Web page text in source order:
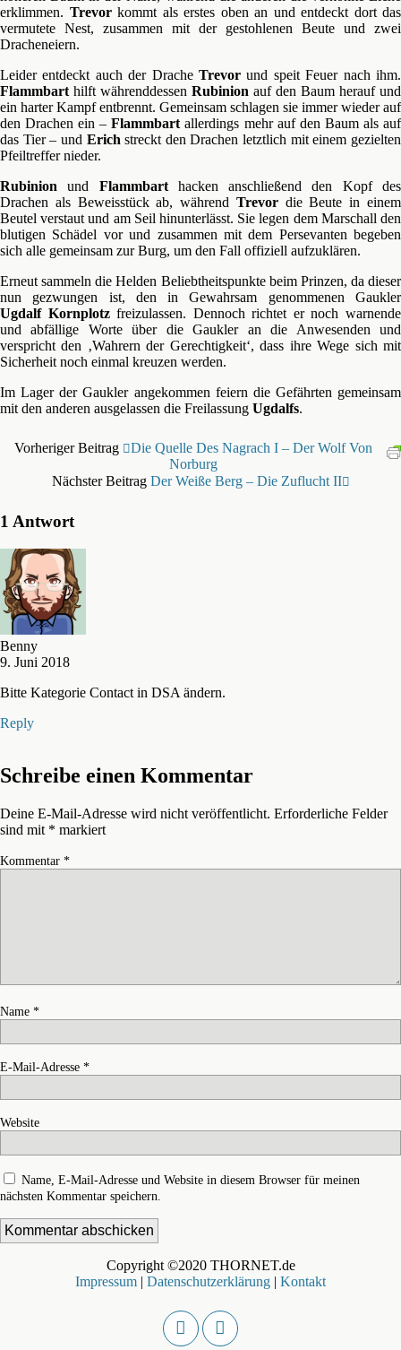
erklimmen. Trevorkommt als erstes oben an und entdeckt dort das
vermutete Nest, zusammen mit der gestohlenen Beute und zwei
Dracheneiern.
Leider entdeckt auch der Drache Trevor und speit Feuer nach ihm.
Flammbart hilft währenddessen Rubinion auf den Baum herauf und
ein harter Kampf entbrennt. Gemeinsam schlagen sie immer wieder auf
den Drachen ein –Flammbart allerdings mehr auf den Baum als auf
das Tier – und Erich streckt den Drachen letztlich mit einem gezielten
Pfeiltreffer nieder.
Rubinion und Flammbarthacken anschließend den Kopf des
Drachen als Beweisstück ab, während Trevordie Beute in einem
Beutel verstaut und am Seil hinunterlässt. Sie legen dem Marschall den
blutigen Schädel vor und zusammen mit dem Persevanten begeben
sich alle gemeinsam zur Burg, um den Fall offiziell aufzuklären.
Erneut sammeln die Helden Beliebtheitspunkte beim Prinzen, da dieser
nun gezwungen ist, den in Gewahrsam genommenen Gaukler
Ugdalf Kornplotzfreizulassen. Dennoch richtet er noch warnende
und abfällige Worte über die Gaukler an die Anwesenden und
verspricht den ‚Wahrern der Gerechtigkeit‘, dass ihre Wege sich mit
Sicherheit noch einmal kreuzen werden.
Im Lager der Gaukler angekommen feiern die Gefährten gemeinsam
mit den anderen ausgelassen die Freilassung Ugdalfs.
Vorheriger Beitrag
Die Quelle Des Nagrach I – Der Wolf Von
Norburg
Nächster Beitrag Der Weiße Berg – Die Zuflucht II
1 Antwort
Benny
9. Juni 2018
Bitte Kategorie Contact in DSA ändern.
Reply
Schreibe einen Kommentar
Deine E-Mail-Adresse wird nicht veröffentlicht. Erforderliche Felder
sind mit * markiert
Kommentar *
Name *
E-Mail-Adresse *
Website
Name, E-Mail-Adresse und Website in diesem Browser für meinen
nächsten Kommentar speichern.
Copyright ©2020 THORNET.de
Impressum | Datenschutzerklärung | Kontakt